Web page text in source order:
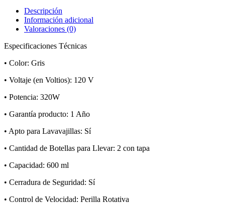
Descripción
Información adicional
Valoraciones (0)
Especificaciones Técnicas
• Color: Gris
• Voltaje (en Voltios): 120 V
• Potencia: 320W
• Garantía producto: 1 Año
• Apto para Lavavajillas: Sí
• Cantidad de Botellas para Llevar: 2 con tapa
• Capacidad: 600 ml
• Cerradura de Seguridad: Sí
• Control de Velocidad: Perilla Rotativa